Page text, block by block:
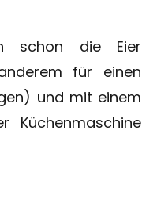
schon die Eier
für einen
und mit einem
Küchenmaschine